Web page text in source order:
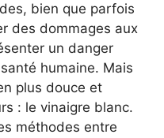
bien que parfois
des dommages aux
un danger
humaine. Mais
plus douce et
: le vinaigre blanc.
méthodes entre